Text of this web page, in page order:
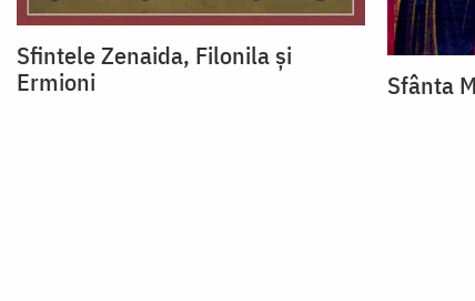
Sfintele Zenaida, Filonila și
Ermioni
Sfânta